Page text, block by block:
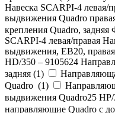
Навеска SCARPI-4 левая/
выдвижения Quadro
крепления Quadro,
SCARPI-4 левая/правая
выдвижения, ЕВ20,
HD/350 – 9105624
задняя (1)
Quadro (1)
выдвижения Quadro25 НР/
направляющие Quadro с